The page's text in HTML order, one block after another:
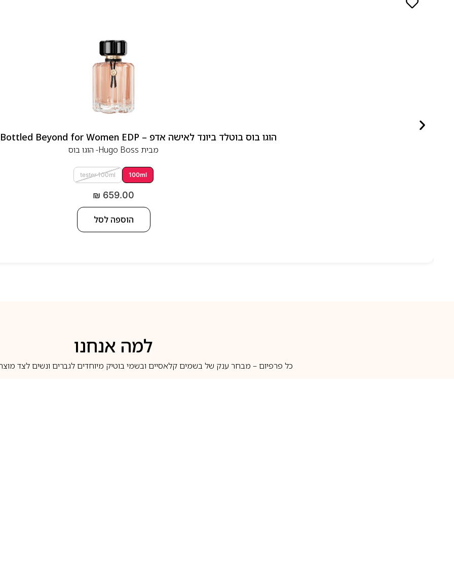
הוגו בוס בוטלד ביונד לאישה אדפ – Hugo Boss Bottled Beyond for Women EDP
מבית Hugo Boss- הוגו בוס
100ml
tester 100ml
₪ 659.00
הוספה לסל
למה אנחנו
כל פרפיום – מבחר ענק של בשמים קלאסיים ובשמי בוטיק מיוחדים לגברים ונשים לצד